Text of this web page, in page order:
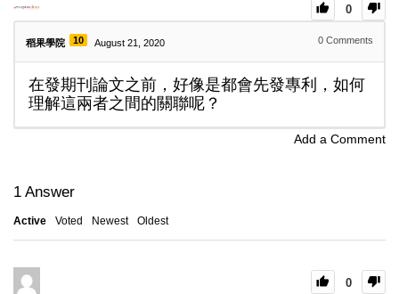
0
稻果學院 10 August 21, 2020 0 Comments
在發期刊論文之前，好像是都會先發專利，如何
理解這兩者之間的關聯呢？
Add a Comment
1 Answer
Active Voted Newest Oldest
0